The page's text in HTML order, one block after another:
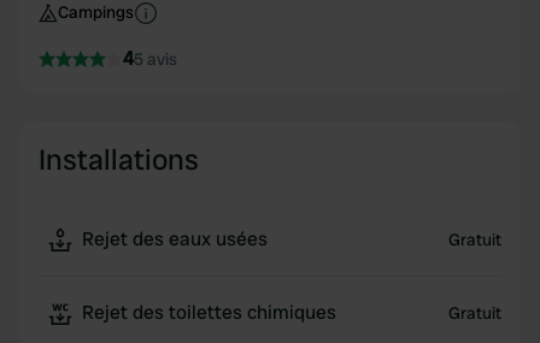
Campings
45 avis
Installations
Rejet des eaux usées Gratuit
Rejet des toilettes chimiques Gratuit